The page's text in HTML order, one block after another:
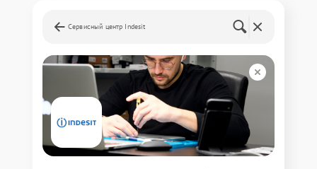
Сервисный центр Indesit